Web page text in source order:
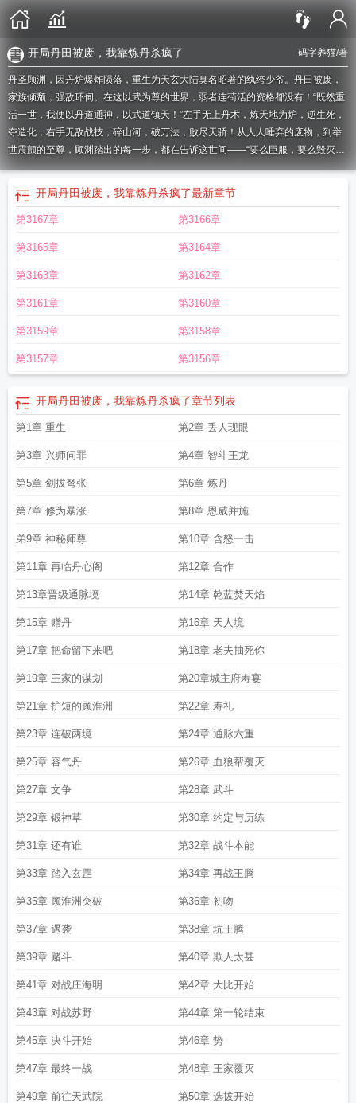
码字养猫/著
开局丹田被废，我靠炼丹杀疯了
丹圣顾渊，因丹炉爆炸陨落，重生为天玄大陆臭名昭著的纨绔少爷。丹田被废，
家族倾颓，强敌环伺。在这以武为尊的世界，弱者连苟活的资格都没有！“既然重
活一世，我便以丹道通神，以武道镇天！”左手无上丹术，炼天地为炉，逆生死，
夺造化；右手无敌战技，碎山河，破万法，败尽天骄！从人人唾弃的废物，到举
世震颤的至尊，顾渊踏出的每一步，都在告诉这世间——“要么臣服，要么毁灭！”
我靠炼丹杀疯了在线阅读我靠炼丹杀疯了TXT我靠炼丹杀疯了第1024章开局丹
田被废我靠炼丹杀疯了顾渊 免费
我靠炼丹杀疯了 第240章
1495炎老
炼丹杀疯了 码字养猫
我靠炼丹杀疯了评价开局丹田被废我靠炼丹杀疯了笔趣
炼丹杀疯了最新章节
我靠炼丹杀疯了百度百科
主角第一章丹田被废逐出师门主
角叫叶我靠炼丹杀疯了无弹窗 我靠炼丹杀疯了书评
横我靠炼丹杀疯了主角老婆 我靠炼丹杀疯了.txt开局成为抱丹地仙
田我靠炼丹杀疯了 第187章 我靠炼丹杀疯了动漫
到了我靠炼丹杀疯了百度 开局我得丹田有点多主角丹田被废我武脉被夺
百年国运开局抱丹修为 推演百年国运我靠炼丹杀疯了3Q主角一开始丹田被废
姓叶
主角丹田被废之后捡到一把剑 我靠炼丹杀疯了里有多少个境界
废我靠炼丹杀疯了开局成为抱丹地仙 推演百年国运我靠炼丹杀疯了 笔趣阁
开局丹田被废，我靠炼丹杀疯了最新章节
第3167章 第3166章
第3165章 第3164章
第3163章 第3162章
第3161章 第3160章
第3159章 第3158章
第3157章 第3156章
开局丹田被废，我靠炼丹杀疯了章节列表
第1章 重生 第2章 丢人现眼
第3章 兴师问罪 第4章 智斗王龙
第5章 剑拔弩张 第6章 炼丹
第7章 修为暴涨 第8章 恩威并施
弟9章 神秘师尊 第10章 含怒一击
第11章 再临丹心阁 第12章 合作
第13章晋级通脉境 第14章 乾蓝焚天焰
第15章 赠丹 第16章 天人境
第17章 把命留下来吧 第18章 老夫抽死你
第19章 王家的谋划 第20章城主府寿宴
第21章 护短的顾淮洲 第22章 寿礼
第23章 连破两境 第24章 通脉六重
第25章 容气丹 第26章 血狼帮覆灭
第27章 文争 第28章 武斗
第29章 锻神草 第30章 约定与历练
第31章 还有谁 第32章 战斗本能
第33章 踏入玄罡 第34章 再战王腾
第35章 顾淮洲突破 第36章 初吻
第37章 遇袭 第38章 坑王腾
第39章 赌斗 第40章 欺人太甚
第41章 对战庄海明 第42章 大比开始
第43章 对战苏野 第44章 第一轮结束
第45章 决斗开始 第46章 势
第47章 最终一战 第48章 王家覆灭
第49章 前往天武院 第50章 选拔开始